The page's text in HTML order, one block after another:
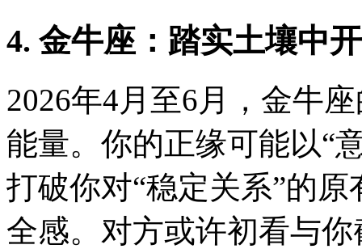
4. 金牛座：踏实土壤中
2026年4月至6月，金牛
能量。你的正缘可能以“
打破你对“稳定关系”的
全感。对方或许初看与